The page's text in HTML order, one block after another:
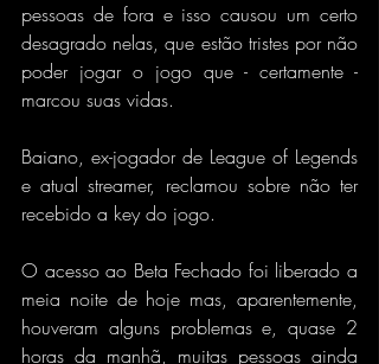
pessoas de fora e isso causou um certo
desagrado nelas, que estão tristes por não
poder jogar o jogo que - certamente -
marcou suas vidas.
Baiano, ex-jogador de League of Legends
e atual streamer, reclamou sobre não ter
recebido a key do jogo.
O acesso ao Beta Fechado foi liberado a
meia noite de hoje mas, aparentemente,
houveram alguns problemas e, quase 2
horas da manhã, muitas pessoas ainda